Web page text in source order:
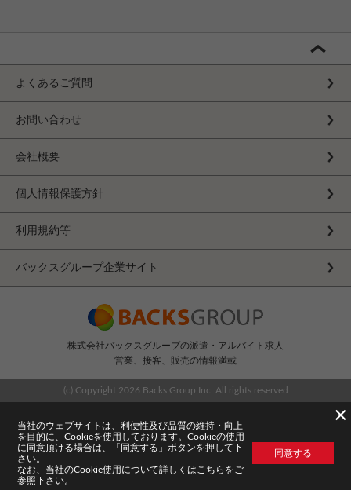
よくあるご質問
お問い合わせ
会社概要
個人情報保護方針
利用規約等
バックスグループ企業サイト
株式会社バックスグループの派遣・アルバイト求人
営業、接客、販売の情報満載
(c) Copyright 2026 Backs Group Inc. All rights reserved
×
当社のウェブサイトは、利便性及び品質の維持・向上
を目的に、Cookieを使用しております。Cookieの使用
に同意頂ける場合は、「同意する」ボタンを押して下
さい。
なお、当社のCookie使用について詳しくは こちら をご
参照下さい。
同意する